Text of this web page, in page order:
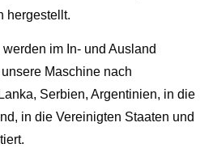
hergestellt.
im In- und Ausland
Maschine nach
Serbien, Argentinien, in die
in die Vereinigten Staaten und